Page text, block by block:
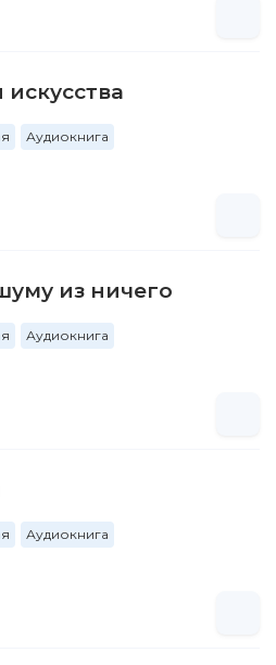
Аудиокнига
из ничего
Аудиокнига
Аудиокнига